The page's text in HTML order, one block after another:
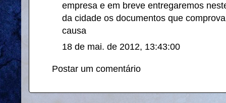
empresa e em breve entregaremos
da cidade os documentos que
causa
18 de mai. de 2012, 13:43:00
Postar um comentário